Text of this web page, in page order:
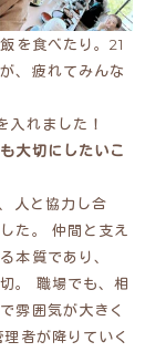
を食べたり。21
、疲れてみんな
入れました！
大切にしたいこ
人と協力し合
た。 仲間と支え
本質であり、
。 職場でも、相
雰囲気が大きく
者が降りていく